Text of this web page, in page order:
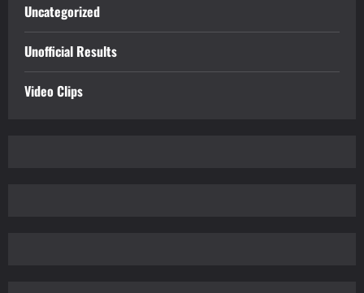
Uncategorized
Unofficial Results
Video Clips